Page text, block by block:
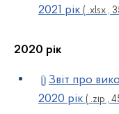
2021 рік ( .xlsx ,
2020 рік
Звіт про
2020 рік ( .zip ,